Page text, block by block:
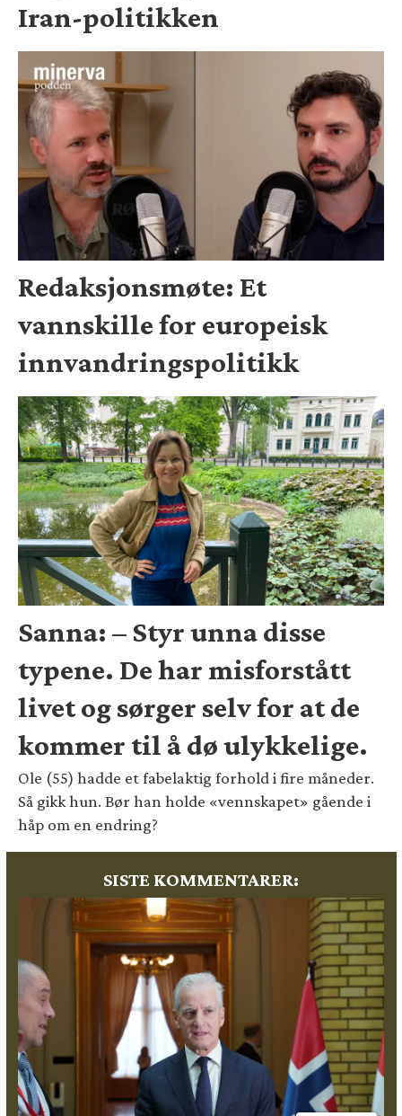
Iran-politikken
Redaksjonsmøte: Et
vannskille for europeisk
innvandringspolitikk
Sanna: – Styr unna disse
typene. De har misforstått
livet og sørger selv for at de
kommer til å dø ulykkelige.
Ole (55) hadde et fabelaktig forhold i fire måneder.
Så gikk hun. Bør han holde «vennskapet» gående i
håp om en endring?
SISTE KOMMENTARER: